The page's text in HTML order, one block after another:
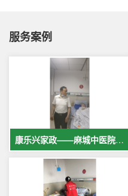
服务案例
康乐兴家政——麻城中医院专业护工服务，让爱与专业同行